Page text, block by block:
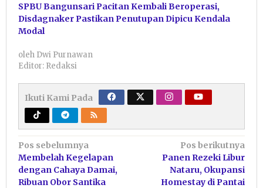
SPBU Bangunsari Pacitan Kembali Beroperasi,
Disdagnaker Pastikan Penutupan Dipicu Kendala
Modal
oleh Dwi Purnawan
Editor: Redaksi
Ikuti Kami Pada
Navigasi
pos
Pos sebelumnya
Membelah Kegelapan
dengan Cahaya Damai,
Ribuan Obor Santika
Pos berikutnya
Panen Rezeki Libur
Nataru, Okupansi
Homestay di Pantai